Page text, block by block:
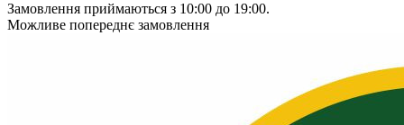
Замовлення приймаються з 10:00 до 19:00.
Можливе попереднє замовлення